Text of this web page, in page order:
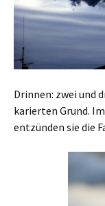
Drinnen: zwei und
karierten Grund.
entzünden sie die